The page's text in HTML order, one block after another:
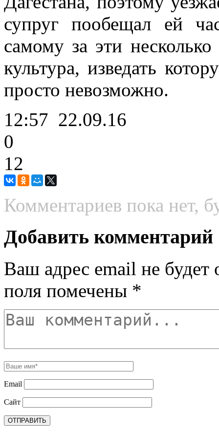
супруг пообещал ей
самому за эти
культура, изведать
просто невозможно.
12:57 22.09.16
0
12
Комментариев пока нет,
Добавить комментарий
Ваш адрес email не будет
поля помечены *
Email
Сайт